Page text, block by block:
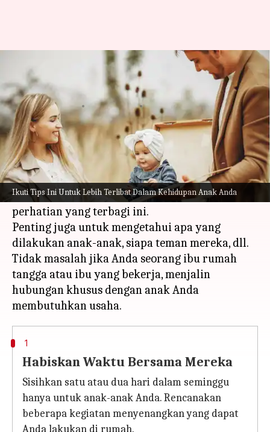
Ikuti Tips Ini Untuk Lebih Terlibat Dalam Kehidupan Anak Anda
5 Cara Untuk Lebih Terlibat
Dalam Kehidupan Anak Anda
menulis Handoko May 03, 2023 01:34 pm
Apa ceritanya
Menjadi orang tua bukanlah hal yang mudah.
Anda selalu menangani terlalu banyak hal dan
anak-anak adalah yang paling terpengaruh oleh
perhatian yang terbagi ini.
Penting juga untuk mengetahui apa yang
dilakukan anak-anak, siapa teman mereka, dll.
Tidak masalah jika Anda seorang ibu rumah
tangga atau ibu yang bekerja, menjalin
hubungan khusus dengan anak Anda
1
Habiskan Waktu Bersama Mereka
Sisihkan satu atau dua hari dalam seminggu
hanya untuk anak-anak Anda. Rencanakan
beberapa kegiatan menyenangkan yang dapat
Anda lakukan di rumah.